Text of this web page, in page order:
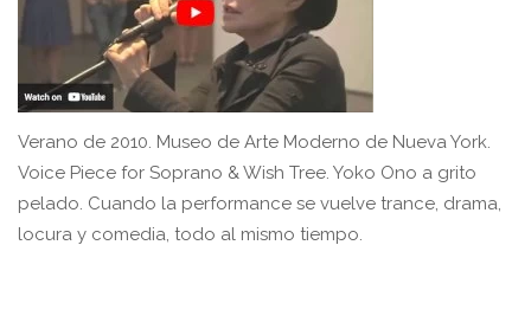
Verano de 2010. Museo de Arte Moderno de Nueva York.
Voice Piece for Soprano & Wish Tree. Yoko Ono a grito
pelado. Cuando la performance se vuelve trance, drama,
locura y comedia, todo al mismo tiempo.